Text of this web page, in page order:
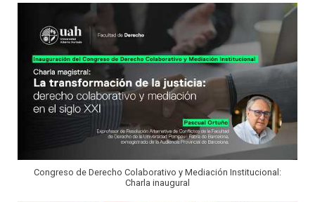
Congreso de Derecho Colaborativo y Mediación Institucional:
Charla inaugural